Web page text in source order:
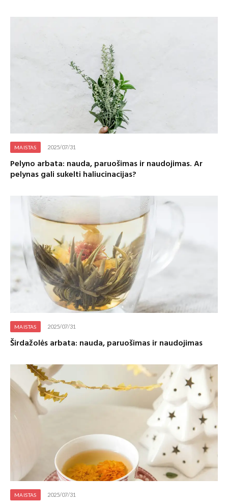
MAISTAS 2025/07/31
Pelyno arbata: nauda, paruošimas ir naudojimas. Ar
pelynas gali sukelti haliucinacijas?
MAISTAS 2025/07/31
Širdažolės arbata: nauda, paruošimas ir naudojimas
MAISTAS 2025/07/31